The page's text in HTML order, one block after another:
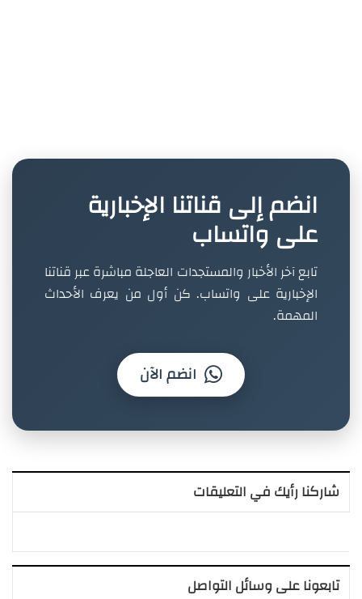
انضم إلى قناتنا الإخبارية
على واتساب
تابع آخر الأخبار والمستجدات العاجلة مباشرة عبر قناتنا
الإخبارية على واتساب. كن أول من يعرف الأحداث
المهمة.
انضم الآن
شاركنا رأيك في التعليقات
تابعونا على وسائل التواصل